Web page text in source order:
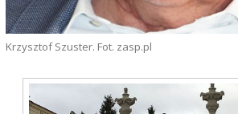
Krzysztof Szuster. Fot. zasp.pl